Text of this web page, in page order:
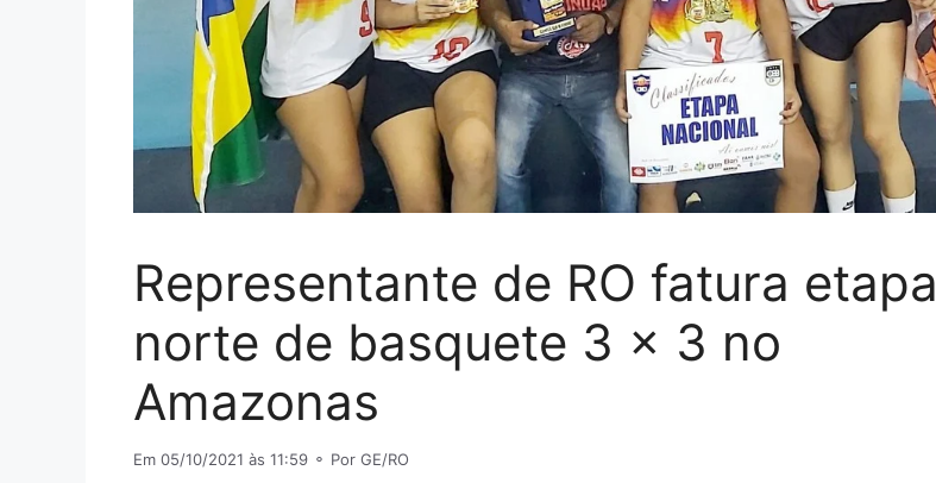
Representante de RO fatura etapa
norte de basquete 3 x 3 no
Amazonas
Em 05/10/2021 às 11:59 ⚬ Por GE/RO